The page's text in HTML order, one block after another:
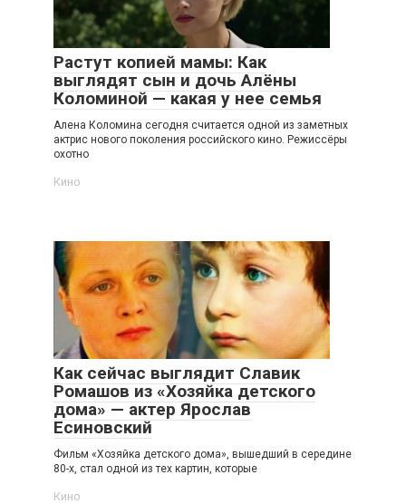
Растут копией мамы: Как
выглядят сын и дочь Алёны
Коломиной — какая у нее семья
Алена Коломина сегодня считается одной из заметных
актрис нового поколения российского кино. Режиссёры
охотно
Кино
Как сейчас выглядит Славик
Ромашов из «Хозяйка детского
дома» — актер Ярослав
Есиновский
Фильм «Хозяйка детского дома», вышедший в середине
80-х, стал одной из тех картин, которые
Кино